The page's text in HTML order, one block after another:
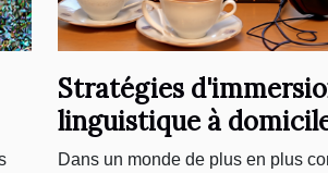
Stratégies
linguistique à
apprenants adultes
Dans un monde de plus en plus